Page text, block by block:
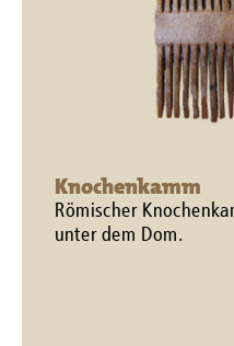
Knochenkamm
Römischer
unter dem Dom.